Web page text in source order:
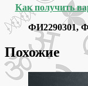
Как получить
ФИ2290301,
Похожие